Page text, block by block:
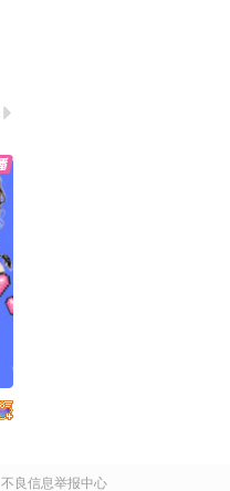
不良信息举报中心